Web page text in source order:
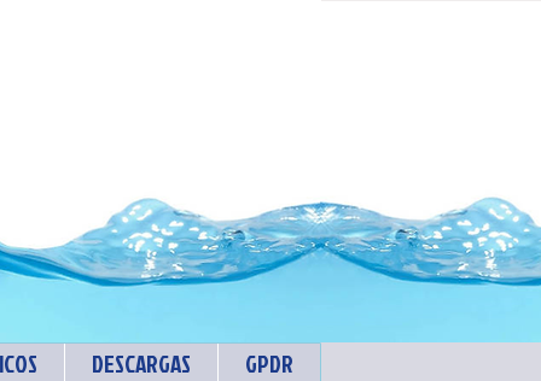
DESCARGAS GPDR